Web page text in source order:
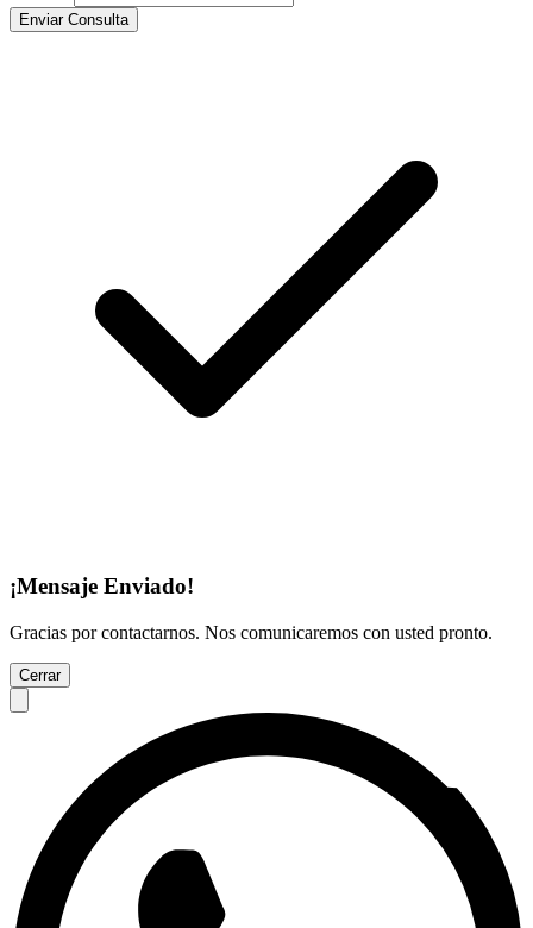
Enviar Consulta
¡Mensaje Enviado!
Gracias por contactarnos. Nos comunicaremos con usted pronto.
Cerrar